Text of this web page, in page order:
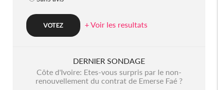
+ Voir les resultats
DERNIER SONDAGE
Côte d'Ivoire: Etes-vous surpris par le non-
renouvellement du contrat de Emerse Faé ?